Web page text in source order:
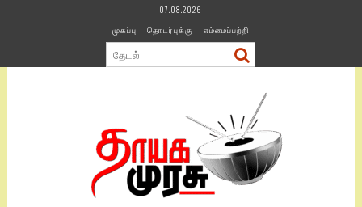
07.08.2026
முகப்பு
தொடர்புக்கு எம்மைப்பற்றி